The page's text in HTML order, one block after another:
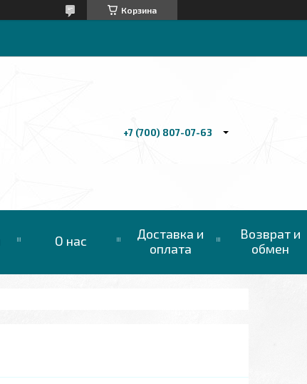
Корзина
+7 (700) 807-07-63
О нас
Доставка и
оплата
Возврат и
обмен